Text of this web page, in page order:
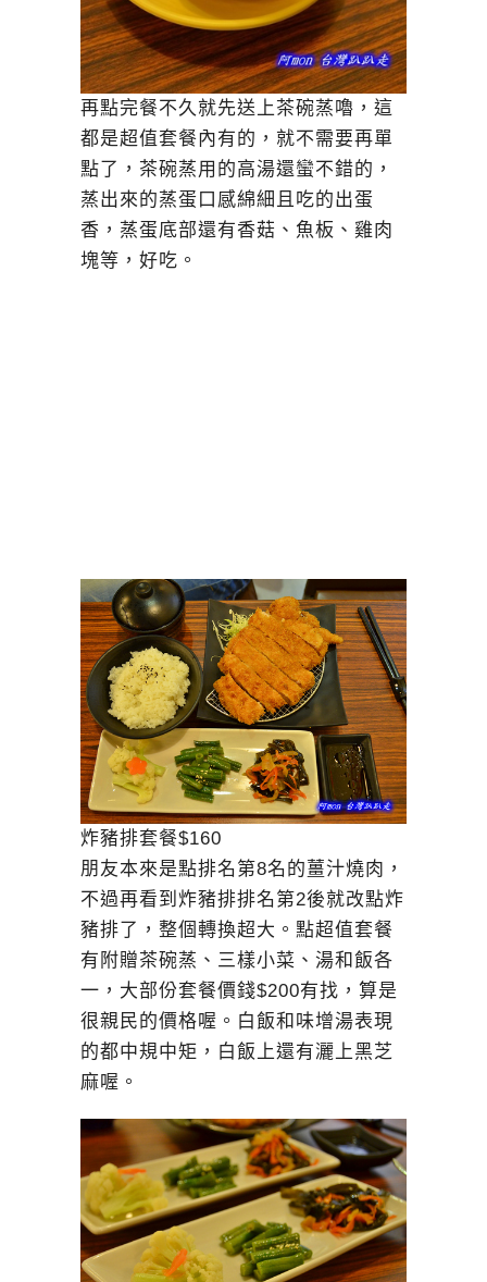
再點完餐不久就先送上茶碗蒸嚕，這
都是超值套餐內有的，就不需要再單
點了，茶碗蒸用的高湯還蠻不錯的，
蒸出來的蒸蛋口感綿細且吃的出蛋
香，蒸蛋底部還有香菇、魚板、雞肉
塊等，好吃。
炸豬排套餐$160
朋友本來是點排名第8名的薑汁燒肉，
不過再看到炸豬排排名第2後就改點炸
豬排了，整個轉換超大。點超值套餐
有附贈茶碗蒸、三樣小菜、湯和飯各
一，大部份套餐價錢$200有找，算是
很親民的價格喔。白飯和味增湯表現
的都中規中矩，白飯上還有灑上黑芝
麻喔。